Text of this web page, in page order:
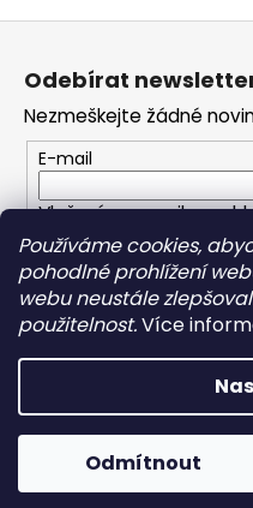
Používáme cookies,
pohodlné prohlížení
webu neustále
použitelnost.Více
Odmítnout
Z
Odebírat
Nezmeškejte žádné
E-mail
Vložením e-mailu
ochrany osobních údajů
PŘIHLÁSIT SE
Copyright 2026
Upravit